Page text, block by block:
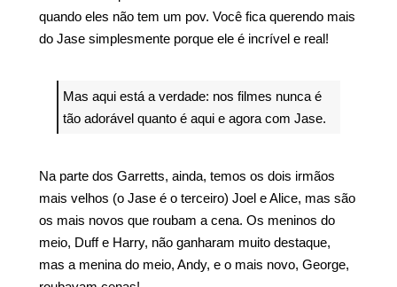
quando eles não tem um pov. Você fica querendo mais
do Jase simplesmente porque ele é incrível e real!
Mas aqui está a verdade: nos filmes nunca é
tão adorável quanto é aqui e agora com Jase.
Na parte dos Garretts, ainda, temos os dois irmãos
mais velhos (o Jase é o terceiro) Joel e Alice, mas são
os mais novos que roubam a cena. Os meninos do
meio, Duff e Harry, não ganharam muito destaque,
mas a menina do meio, Andy, e o mais novo, George,